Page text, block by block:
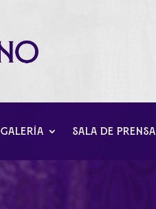
GALERÍA SALA DE PRENSA